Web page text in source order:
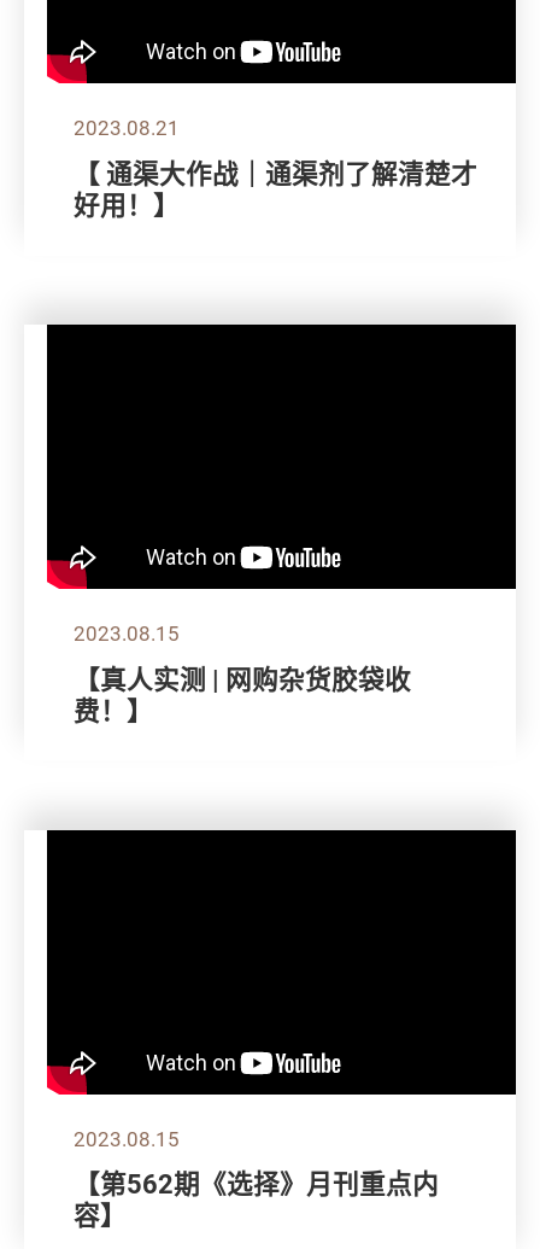
2023.08.21
【 通渠大作战｜通渠剂了解清楚才
好用！】
2023.08.15
【真人实测 | 网购杂货胶袋收
费！】
2023.08.15
【第562期《选择》月刊重点内
容】